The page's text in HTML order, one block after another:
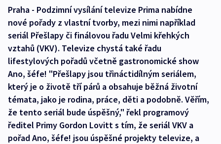
Praha - Podzimní vysílání televize Prima nabídne
nové pořady z vlastní tvorby, mezi nimi například
seriál Přešlapy či finálovou řadu Velmi křehkých
vztahů (VKV). Televize chystá také řadu
lifestylových pořadů včetně gastronomické show
Ano, šéfe! "Přešlapy jsou třináctidílným seriálem,
který je o životě tří párů a obsahuje běžná životní
témata, jako je rodina, práce, děti a podobně. Věřím,
že tento seriál bude úspěšný," řekl programový
ředitel Primy Gordon Lovitt s tím, že seriál VKV a
pořad Ano, šéfe! jsou úspěšné projekty televize, a